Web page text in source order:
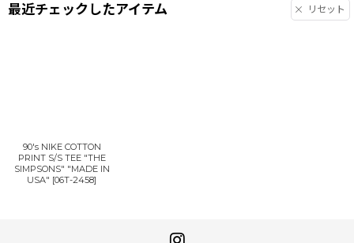
最近チェックしたアイテム リセット
90's NIKE COTTON
PRINT S/S TEE "THE
SIMPSONS" "MADE IN
USA" [06T-2458]